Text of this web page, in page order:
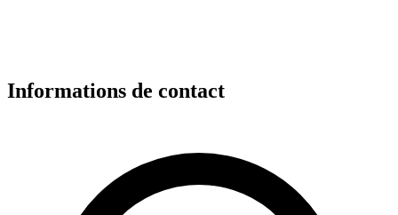
Informations de contact